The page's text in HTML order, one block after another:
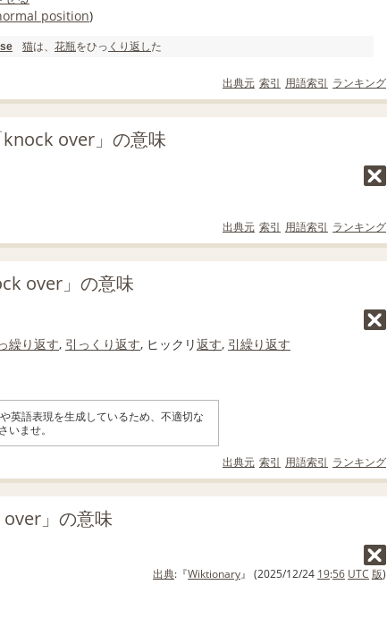
position)
猫は、 花瓶をひっ くり返し た
出典元 索引 用語索引 ランキング
over」の意味
出典元 索引 用語索引 ランキング
over」の意味
繰り返す, 引っくり返す, ヒックリ返す, 引繰り返す
英語表現を生成しているため、不適切な
いませ。
出典元 索引 用語索引 ランキング
」の意味
出典:『Wiktionary 』 (2025/12/24 19:56 UTC 版)